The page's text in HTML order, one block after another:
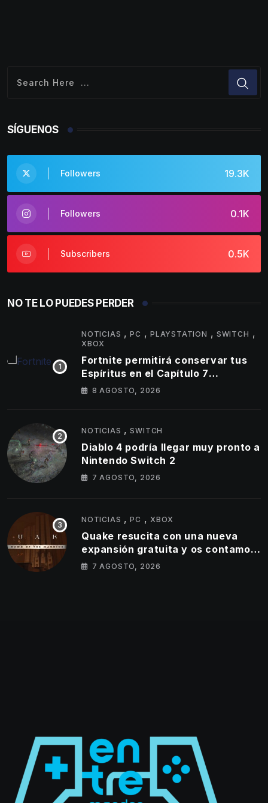
SÍGUENOS
19.3K
Followers
0.1K
Followers
0.5K
Subscribers
NO TE LO PUEDES PERDER
NOTICIAS ,PC ,PLAYSTATION , SWITCH ,
XBOX
Fortnite permitirá conservar tus
Espíritus en el Capítulo 7
Temporada 4
8 AGOSTO, 2026
NOTICIAS ,SWITCH
Diablo 4 podría llegar muy pronto a
Nintendo Switch 2
7 AGOSTO, 2026
NOTICIAS ,PC , XBOX
Quake resucita con una nueva
expansión gratuita y os contamos
todos los detalles
7 AGOSTO, 2026